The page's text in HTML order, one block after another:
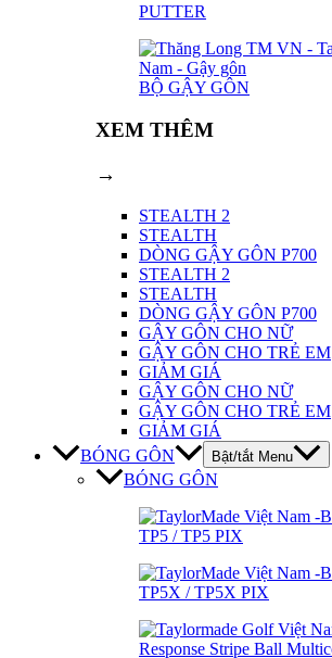
PUTTER
BỘ GẬY GÔN
XEM THÊM
→
STEALTH 2
STEALTH
DÒNG GẬY GÔN P700
STEALTH 2
STEALTH
DÒNG GẬY GÔN P700
GẬY GÔN CHO NỮ
GẬY GÔN CHO TRẺ EM
GIẢM GIÁ
GẬY GÔN CHO NỮ
GẬY GÔN CHO TRẺ EM
GIẢM GIÁ
BÓNG GÔN
Bật/tắt Menu
BÓNG GÔN
TP5 / TP5 PIX
TP5X / TP5X PIX